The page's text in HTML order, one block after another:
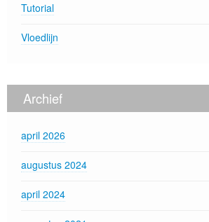
Tutorial
Vloedlijn
Archief
april 2026
augustus 2024
april 2024